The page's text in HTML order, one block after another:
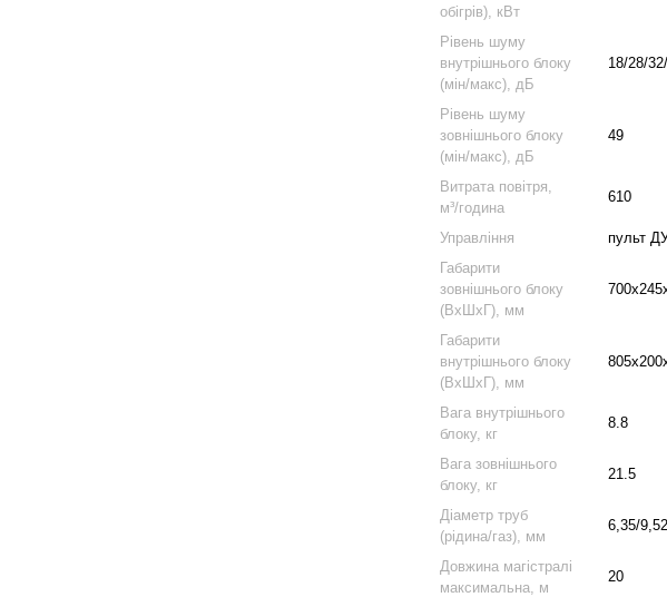
обігрів), кВт
Рівень шуму
внутрішнього блоку
(мін/макс), дБ
18/28/
Рівень шуму
зовнішнього блоку
(мін/макс), дБ
49
Витрата повітря,
м³/година
610
Управління
пульт
Габарити
зовнішнього блоку
(ВхШхГ), мм
Габарити
внутрішнього блоку
(ВхШхГ), мм
Вага внутрішнього
блоку, кг
8.8
Вага зовнішнього
блоку, кг
21.5
Діаметр труб
(рідина/газ), мм
6,35/9,52
Довжина магістралі
максимальна, м
20